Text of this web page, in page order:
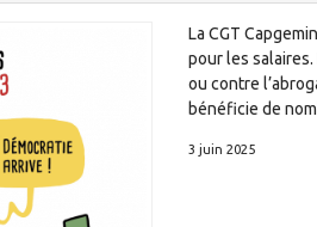
La CGT
pour les salaires.
ou contre
bénéficie de
3 juin 2025